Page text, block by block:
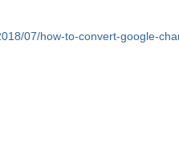
07/how-to-convert-google-